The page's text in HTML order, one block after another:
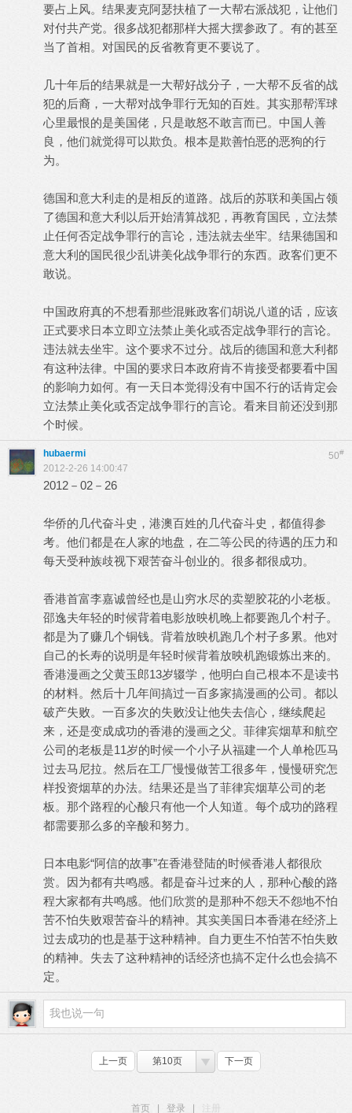
要占上风。结果麦克阿瑟扶植了一大帮右派战犯，让他们
对付共产党。很多战犯都那样大摇大摆参政了。有的甚至
当了首相。对国民的反省教育更不要说了。
几十年后的结果就是一大帮好战分子，一大帮不反省的战
犯的后裔，一大帮对战争罪行无知的百姓。其实那帮浑球
心里最恨的是美国佬，只是敢怒不敢言而已。中国人善
良，他们就觉得可以欺负。根本是欺善怕恶的恶狗的行
为。
德国和意大利走的是相反的道路。战后的苏联和美国占领
了德国和意大利以后开始清算战犯，再教育国民，立法禁
止任何否定战争罪行的言论，违法就去坐牢。结果德国和
意大利的国民很少乱讲美化战争罪行的东西。政客们更不
敢说。
中国政府真的不想看那些混账政客们胡说八道的话，应该
正式要求日本立即立法禁止美化或否定战争罪行的言论。
违法就去坐牢。这个要求不过分。战后的德国和意大利都
有这种法律。中国的要求日本政府肯不肯接受都要看中国
的影响力如何。有一天日本觉得没有中国不行的话肯定会
立法禁止美化或否定战争罪行的言论。看来目前还没到那
个时候。
50#
hubaermi
2012-2-26 14:00:47
2012－02－26
华侨的几代奋斗史，港澳百姓的几代奋斗史，都值得参
考。他们都是在人家的地盘，在二等公民的待遇的压力和
每天受种族歧视下艰苦奋斗创业的。很多都很成功。
香港首富李嘉诚曾经也是山穷水尽的卖塑胶花的小老板。
邵逸夫年轻的时候背着电影放映机晚上都要跑几个村子。
都是为了赚几个铜钱。背着放映机跑几个村子多累。他对
自己的长寿的说明是年轻时候背着放映机跑锻炼出来的。
香港漫画之父黄玉郎13岁辍学，他明白自己根本不是读书
的材料。然后十几年间搞过一百多家搞漫画的公司。都以
破产失败。一百多次的失败没让他失去信心，继续爬起
来，还是变成成功的香港的漫画之父。菲律宾烟草和航空
公司的老板是11岁的时候一个小子从福建一个人单枪匹马
过去马尼拉。然后在工厂慢慢做苦工很多年，慢慢研究怎
样投资烟草的办法。结果还是当了菲律宾烟草公司的老
板。那个路程的心酸只有他一个人知道。每个成功的路程
都需要那么多的辛酸和努力。
日本电影“阿信的故事”在香港登陆的时候香港人都很欣
赏。因为都有共鸣感。都是奋斗过来的人，那种心酸的路
程大家都有共鸣感。他们欣赏的是那种不怨天不怨地不怕
苦不怕失败艰苦奋斗的精神。其实美国日本香港在经济上
过去成功的也是基于这种精神。自力更生不怕苦不怕失败
的精神。失去了这种精神的话经济也搞不定什么也会搞不
定。
上一页 第10页 下一页
首页 登录